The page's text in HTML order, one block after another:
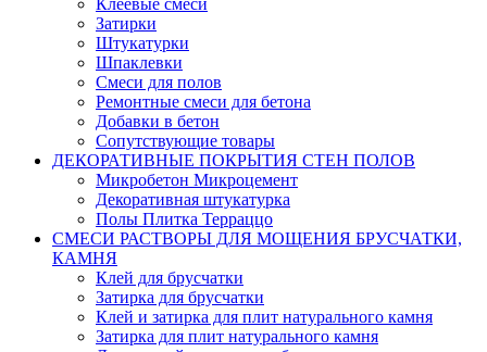
Затирки
Штукатурки
Шпаклевки
Смеси для полов
Ремонтные смеси для бетона
Добавки в бетон
Сопутствующие товары
ДЕКОРАТИВНЫЕ ПОКРЫТИЯ СТЕН ПОЛОВ
Микробетон Микроцемент
Декоративная штукатурка
Полы Плитка Терраццо
СМЕСИ РАСТВОРЫ ДЛЯ МОЩЕНИЯ БРУСЧАТКИ,
КАМНЯ
Клей для брусчатки
Затирка для брусчатки
Клей и затирка для плит натурального камня
Затирка для плит натурального камня